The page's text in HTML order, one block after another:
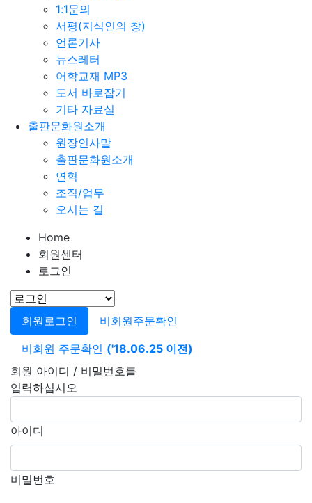
1:1문의
서평(지식인의 창)
언론기사
뉴스레터
어학교재 MP3
도서 바로잡기
기타 자료실
출판문화원소개
원장인사말
출판문화원소개
연혁
조직/업무
오시는 길
Home
회원센터
로그인
회원로그인
비회원주문확인
비회원 주문확인 ('18.06.25 이전)
회원 아이디 / 비밀번호를
입력하십시오
아이디
비밀번호